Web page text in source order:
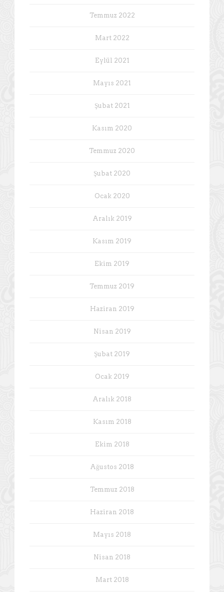
Temmuz 2022
Mart 2022
Eylül 2021
Mayıs 2021
Şubat 2021
Kasım 2020
Temmuz 2020
Şubat 2020
Ocak 2020
Aralık 2019
Kasım 2019
Ekim 2019
Temmuz 2019
Haziran 2019
Nisan 2019
Şubat 2019
Ocak 2019
Aralık 2018
Kasım 2018
Ekim 2018
Ağustos 2018
Temmuz 2018
Haziran 2018
Mayıs 2018
Nisan 2018
Mart 2018